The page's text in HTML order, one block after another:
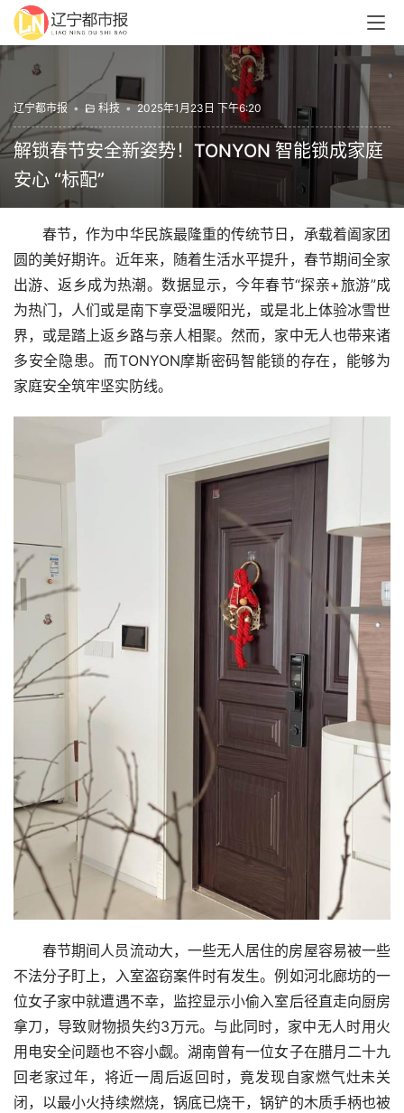
辽宁都市报 • 科技 • 2025年1月23日 下午6:20
解锁春节安全新姿势！TONYON 智能锁成家庭
安心 “标配”
春节，作为中华民族最隆重的传统节日，承载着阖家团
圆的美好期许。近年来，随着生活水平提升，春节期间全家
出游、返乡成为热潮。数据显示，今年春节“探亲+旅游”成
为热门，人们或是南下享受温暖阳光，或是北上体验冰雪世
界，或是踏上返乡路与亲人相聚。然而，家中无人也带来诸
多安全隐患。而TONYON摩斯密码智能锁的存在，能够为
家庭安全筑牢坚实防线。
春节期间人员流动大，一些无人居住的房屋容易被一些
不法分子盯上，入室盗窃案件时有发生。例如河北廊坊的一
位女子家中就遭遇不幸，监控显示小偷入室后径直走向厨房
拿刀，导致财物损失约3万元。与此同时，家中无人时用火
用电安全问题也不容小觑。湖南曾有一位女子在腊月二十九
回老家过年，将近一周后返回时，竟发现自家燃气灶未关
闭，以最小火持续燃烧，锅底已烧干，锅铲的木质手柄也被